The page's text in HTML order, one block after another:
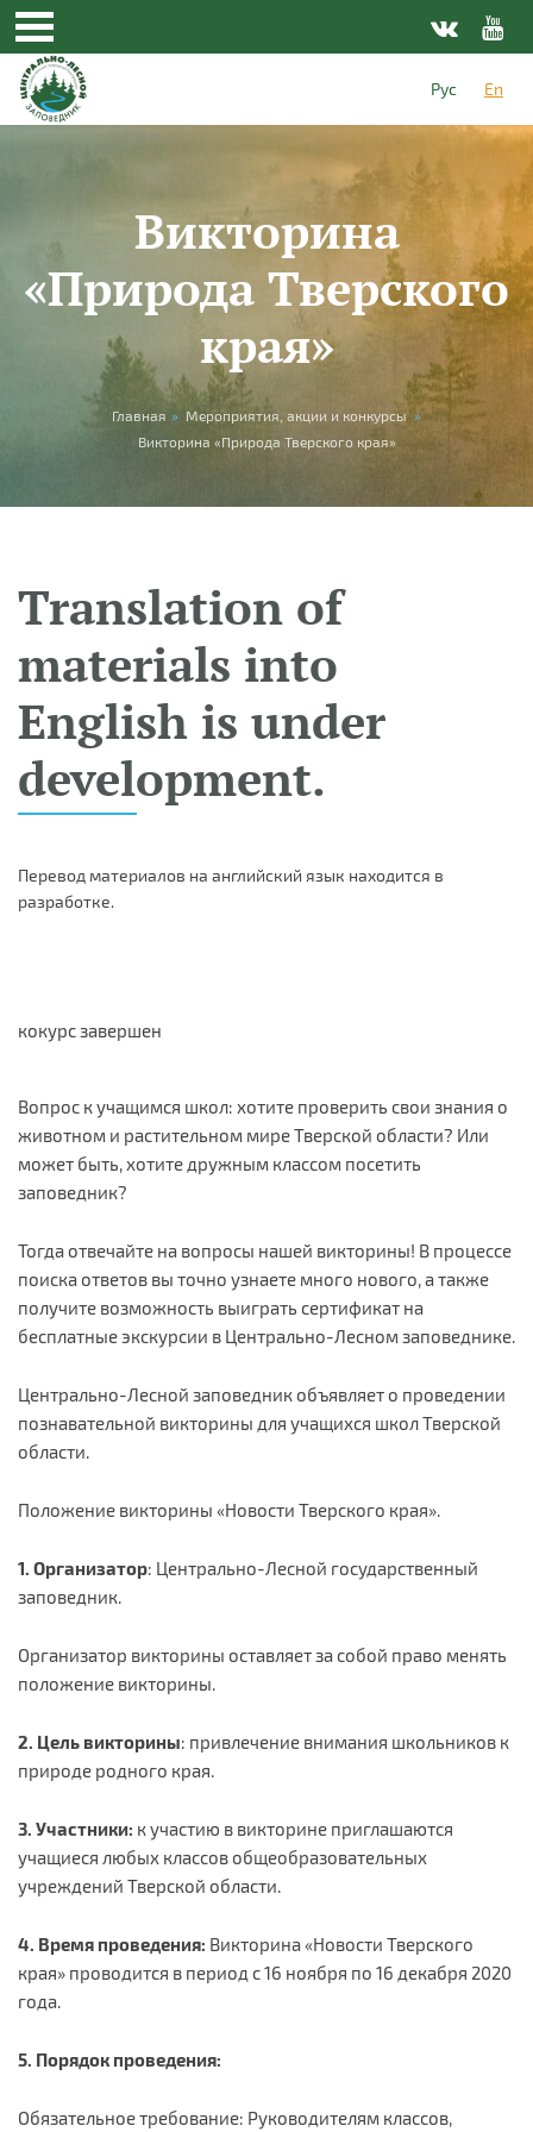
Skip to main content
Рус
En
Викторина
«Природа Тверского
края»
You are here
Главная » Мероприятия, акции и конкурсы »
Викторина «Природа Тверского края»
Translation of
materials into
English is under
development.
Перевод материалов на английский язык находится в
разработке.
кокурс завершен
Вопрос к учащимся школ: хотите проверить свои знания о
животном и растительном мире Тверской области? Или
может быть, хотите дружным классом посетить
заповедник?
Тогда отвечайте на вопросы нашей викторины! В процессе
поиска ответов вы точно узнаете много нового, а также
получите возможность выиграть сертификат на
бесплатные экскурсии в Центрально-Лесном заповеднике.
Центрально-Лесной заповедник объявляет о проведении
познавательной викторины для учащихся школ Тверской
области.
Положение викторины «Новости Тверского края».
1. Организатор: Центрально-Лесной государственный
заповедник.
Организатор викторины оставляет за собой право менять
положение викторины.
2. Цель викторины: привлечение внимания школьников к
природе родного края.
3. Участники: к участию в викторине приглашаются
учащиеся любых классов общеобразовательных
учреждений Тверской области.
4. Время проведения: Викторина «Новости Тверского
края» проводится в период с 16 ноября по 16 декабря 2020
года.
5. Порядок проведения:
Обязательное требование: Руководителям классов,